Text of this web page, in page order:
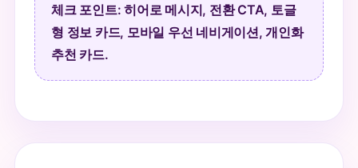
체크 포인트: 히어로 메시지, 전환 CTA, 토글
형 정보 카드, 모바일 우선 네비게이션, 개인화
추천 카드.